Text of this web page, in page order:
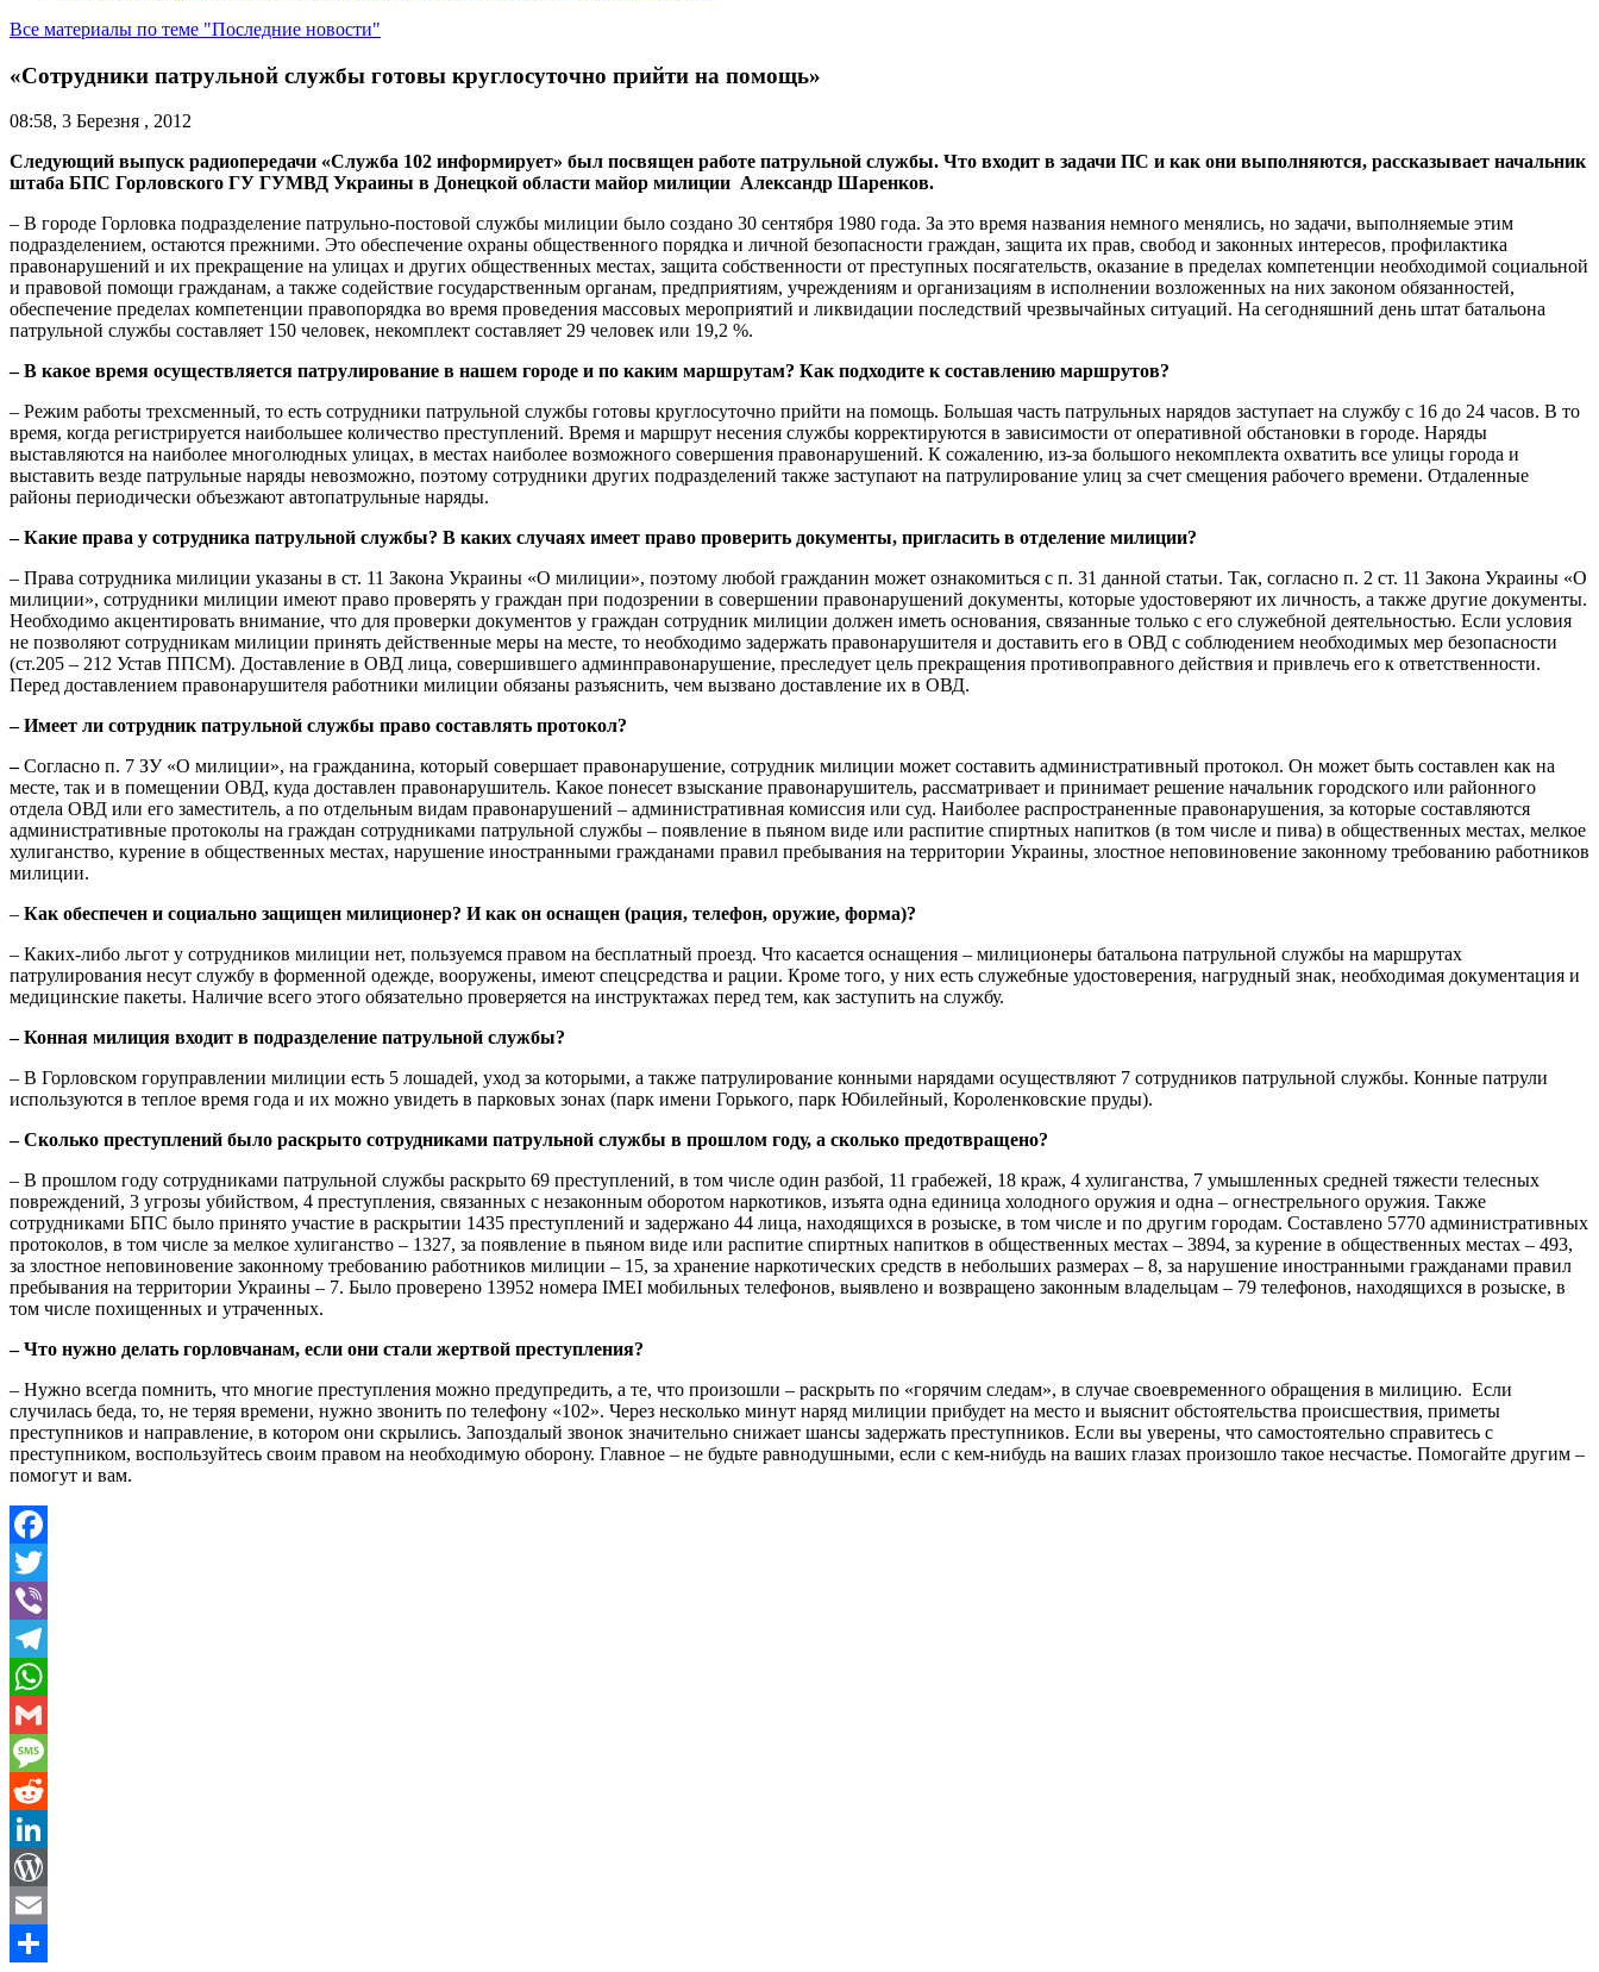
Все материалы по теме "Последние новости"
«Сотрудники патрульной службы готовы круглосуточно прийти на помощь»
08:58, 3 Березня , 2012
Следующий выпуск радиопередачи «Служба 102 информирует» был посвящен работе патрульной службы. Что входит в задачи ПС и как они выполняются, рассказывает начальник
штаба БПС Горловского ГУ ГУМВД Украины в Донецкой области майор милиции Александр Шаренков.
– В городе Горловка подразделение патрульно-постовой службы милиции было создано 30 сентября 1980 года. За это время названия немного менялись, но задачи, выполняемые этим
подразделением, остаются прежними. Это обеспечение охраны общественного порядка и личной безопасности граждан, защита их прав, свобод и законных интересов, профилактика
правонарушений и их прекращение на улицах и других общественных местах, защита собственности от преступных посягательств, оказание в пределах компетенции необходимой социальной
и правовой помощи гражданам, а также содействие государственным органам, предприятиям, учреждениям и организациям в исполнении возложенных на них законом обязанностей,
обеспечение пределах компетенции правопорядка во время проведения массовых мероприятий и ликвидации последствий чрезвычайных ситуаций. На сегодняшний день штат батальона
патрульной службы составляет 150 человек, некомплект составляет 29 человек или 19,2 %.
– В какое время осуществляется патрулирование в нашем городе и по каким маршрутам? Как подходите к составлению маршрутов?
– Режим работы трехсменный, то есть сотрудники патрульной службы готовы круглосуточно прийти на помощь. Большая часть патрульных нарядов заступает на службу с 16 до 24 часов. В то
время, когда регистрируется наибольшее количество преступлений. Время и маршрут несения службы корректируются в зависимости от оперативной обстановки в городе. Наряды
выставляются на наиболее многолюдных улицах, в местах наиболее возможного совершения правонарушений. К сожалению, из-за большого некомплекта охватить все улицы города и
выставить везде патрульные наряды невозможно, поэтому сотрудники других подразделений также заступают на патрулирование улиц за счет смещения рабочего времени. Отдаленные
районы периодически объезжают автопатрульные наряды.
– Какие права у сотрудника патрульной службы? В каких случаях имеет право проверить документы, пригласить в отделение милиции?
– Права сотрудника милиции указаны в ст. 11 Закона Украины «О милиции», поэтому любой гражданин может ознакомиться с п. 31 данной статьи. Так, согласно п. 2 ст. 11 Закона Украины «О
милиции», сотрудники милиции имеют право проверять у граждан при подозрении в совершении правонарушений документы, которые удостоверяют их личность, а также другие документы.
Необходимо акцентировать внимание, что для проверки документов у граждан сотрудник милиции должен иметь основания, связанные только с его служебной деятельностью. Если условия
не позволяют сотрудникам милиции принять действенные меры на месте, то необходимо задержать правонарушителя и доставить его в ОВД с соблюдением необходимых мер безопасности
(ст.205 – 212 Устав ППСМ). Доставление в ОВД лица, совершившего админправонарушение, преследует цель прекращения противоправного действия и привлечь его к ответственности.
Перед доставлением правонарушителя работники милиции обязаны разъяснить, чем вызвано доставление их в ОВД.
– Имеет ли сотрудник патрульной службы право составлять протокол?
–Согласно п. 7 ЗУ «О милиции», на гражданина, который совершает правонарушение, сотрудник милиции может составить административный протокол. Он может быть составлен как на
месте, так и в помещении ОВД, куда доставлен правонарушитель. Какое понесет взыскание правонарушитель, рассматривает и принимает решение начальник городского или районного
отдела ОВД или его заместитель, а по отдельным видам правонарушений – административная комиссия или суд. Наиболее распространенные правонарушения, за которые составляются
административные протоколы на граждан сотрудниками патрульной службы – появление в пьяном виде или распитие спиртных напитков (в том числе и пива) в общественных местах, мелкое
хулиганство, курение в общественных местах, нарушение иностранными гражданами правил пребывания на территории Украины, злостное неповиновение законному требованию работников
милиции.
– Как обеспечен и социально защищен милиционер? И как он оснащен (рация, телефон, оружие, форма)?
– Каких-либо льгот у сотрудников милиции нет, пользуемся правом на бесплатный проезд. Что касается оснащения – милиционеры батальона патрульной службы на маршрутах
патрулирования несут службу в форменной одежде, вооружены, имеют спецсредства и рации. Кроме того, у них есть служебные удостоверения, нагрудный знак, необходимая документация и
медицинские пакеты. Наличие всего этого обязательно проверяется на инструктажах перед тем, как заступить на службу.
– Конная милиция входит в подразделение патрульной службы?
– В Горловском горуправлении милиции есть 5 лошадей, уход за которыми, а также патрулирование конными нарядами осуществляют 7 сотрудников патрульной службы. Конные патрули
используются в теплое время года и их можно увидеть в парковых зонах (парк имени Горького, парк Юбилейный, Короленковские пруды).
– Сколько преступлений было раскрыто сотрудниками патрульной службы в прошлом году, а сколько предотвращено?
– В прошлом году сотрудниками патрульной службы раскрыто 69 преступлений, в том числе один разбой, 11 грабежей, 18 краж, 4 хулиганства, 7 умышленных средней тяжести телесных
повреждений, 3 угрозы убийством, 4 преступления, связанных с незаконным оборотом наркотиков, изъята одна единица холодного оружия и одна – огнестрельного оружия. Также
сотрудниками БПС было принято участие в раскрытии 1435 преступлений и задержано 44 лица, находящихся в розыске, в том числе и по другим городам. Составлено 5770 административных
протоколов, в том числе за мелкое хулиганство – 1327, за появление в пьяном виде или распитие спиртных напитков в общественных местах – 3894, за курение в общественных местах – 493,
за злостное неповиновение законному требованию работников милиции – 15, за хранение наркотических средств в небольших размерах – 8, за нарушение иностранными гражданами правил
пребывания на территории Украины – 7. Было проверено 13952 номера ІМЕІ мобильных телефонов, выявлено и возвращено законным владельцам – 79 телефонов, находящихся в розыске, в
том числе похищенных и утраченных.
– Что нужно делать горловчанам, если они стали жертвой преступления?
– Нужно всегда помнить, что многие преступления можно предупредить, а те, что произошли – раскрыть по «горячим следам», в случае своевременного обращения в милицию. Если
случилась беда, то, не теряя времени, нужно звонить по телефону «102». Через несколько минут наряд милиции прибудет на место и выяснит обстоятельства происшествия, приметы
преступников и направление, в котором они скрылись. Запоздалый звонок значительно снижает шансы задержать преступников. Если вы уверены, что самостоятельно справитесь с
преступником, воспользуйтесь своим правом на необходимую оборону. Главное – не будьте равнодушными, если с кем-нибудь на ваших глазах произошло такое несчастье. Помогайте другим –
помогут и вам.
Facebook
Twitter
Viber
Telegram
WhatsApp
Gmail
Message
Reddit
LinkedIn
WordPress
Email